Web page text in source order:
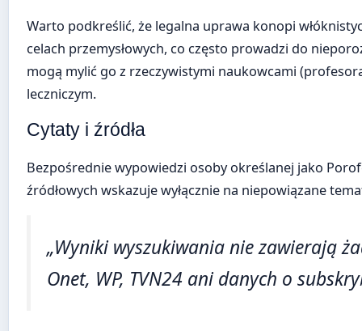
Warto podkreślić, że legalna uprawa konopi
celach przemysłowych, co często prowadzi do
mogą mylić go z rzeczywistymi naukowcami
leczniczym.
Cytaty i źródła
Bezpośrednie wypowiedzi osoby określanej jako
źródłowych wskazuje wyłącznie na niepowiązane
„Wyniki wyszukiwania nie zawierają
Onet, WP, TVN24 ani danych o